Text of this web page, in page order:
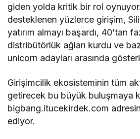
giden yolda kritik bir rol
desteklenen yüzlerce girişim,
yatırım almayı başardı, 40’tan
distribütörlük ağları kurdu ve
unicorn adayları arasında
Girişimcilik ekosisteminin tüm
getirecek bu büyük buluşmaya
bigbang.itucekirdek.com
ediyor.